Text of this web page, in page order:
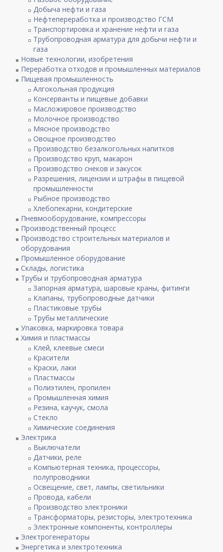
Добыча нефти и газа
Нефтепереработка и производство ГСМ
Транспортировка и хранение нефти и газа
Трубопроводная арматура для добычи нефти и
газа
Новые технологии, изобретения
Переработка отходов и промышленных материалов
Пищевая промышленность
Алгокольная продукция
Консерванты и пищевые добавки
Масложировое производство
Молочное производство
Мясное производство
Овощное производство
Производство безалкогольных напитков
Производство круп, макарон
Производство снеков и закусок
Разрешения, лицензии и штрафы в пищевой
промышленности
Рыбное производство
Хлебопекарни, кондитерские
Пневмооборудование, компрессоры
Производственный процесс
Производство строительных материалов и
оборудования
Промышленное оборудование
Склады, логистика
Трубы и трубопроводная арматура
Запорная арматура, шаровые краны, фитинги
Клапаны, трубопроводные датчики
Пластиковые трубы
Трубы металлические
Упаковка, маркировка товара
Химия и пластмассы
Клей, клеевые смеси
Красители
Краски, лаки
Пластмассы
Полиэтилен, пропилен
Промышленная химия
Резина, каучук, смола
Стекло
Химические соединения
Электрика
Выключатели
Датчики, реле
Компьютерная техника, процессоры,
полупроводники
Освещение, свет, лампы, светильники
Провода, кабели
Производство электроники
Трансформаторы, резисторы, электротехника
Электронные компоненты, контроллеры
Электрогенераторы
Энергетика и электротехника